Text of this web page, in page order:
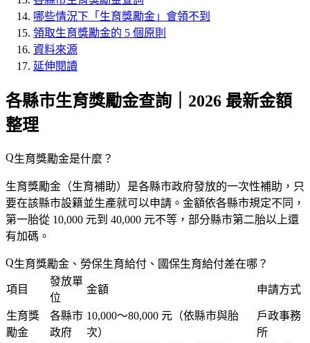
哪些情況下「生育獎勵金」會領不到
領取生育獎勵金的 5 個原則
資料來源
延伸閱讀
各縣市生育獎勵金查詢｜2026 最新金額
整理
生育獎勵金是什麼？
生育獎勵金（生育補助）是各縣市政府發放的一次性補助，只
要在該縣市設籍並生產就可以申請。金額依各縣市規定不同，
第一胎從 10,000 元到 40,000 元不等，部分縣市第二胎以上還
有加碼。
生育獎勵金、勞保生育給付、國保生育給付差在哪？
項目
發放單
位
金額 申請方式
生育獎
勵金
各縣市
政府
10,000～80,000 元（依縣市與胎
次）
戶政事務
所